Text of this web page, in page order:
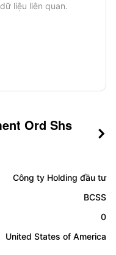
liệu liên quan.
Ord Shs

Công ty Holding đầu tư
BCSS
0
United States of America